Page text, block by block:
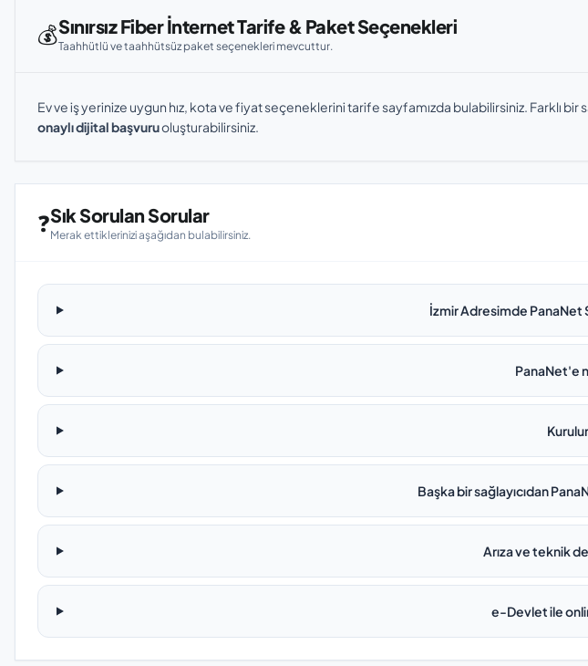
💰Sınırsız Fiber İnternet Tarife & Paket Seçenekleri
Taahhütlü ve taahhütsüz paket seçenekleri mevcuttur.
Ev ve iş yerinize uygun hız, kota ve fiyat seçeneklerini tarife sayfamızda bulabilirsiniz. Farklı bir
onaylı dijital başvuruoluşturabilirsiniz.
❓Sık Sorulan Sorular
Merak ettiklerinizi aşağıdan bulabilirsiniz.
İzmir Adresimde PanaNet
PanaNet'e
Başka bir sağlayıcıdan
Arıza ve teknik
e-Devlet ile